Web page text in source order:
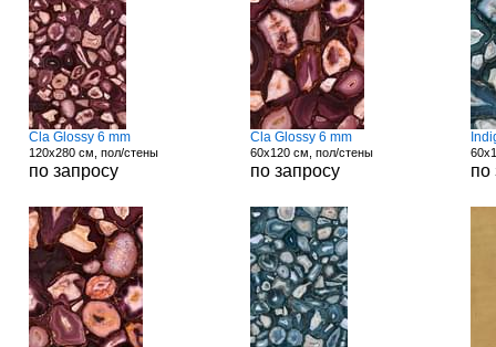
Cla Glossy 6 mm
120x280 см, пол/стены
по запросу
Cla Glossy 6 mm
60x120 см, пол/стены
по запросу по